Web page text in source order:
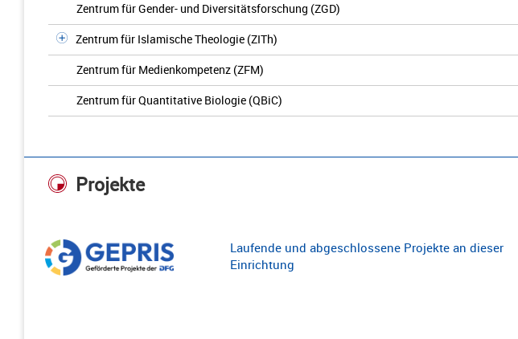
Zentrum für Gender- und Diversitätsforschung (ZGD)
Zentrum für Islamische Theologie (ZITh)
Zentrum für Medienkompetenz (ZFM)
Zentrum für Quantitative Biologie (QBiC)
Projekte
Laufende und abgeschlossene Projekte an dieser
Einrichtung